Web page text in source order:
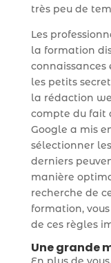
très peu de
Les
la formation
connaissances
les petits
la rédaction
compte du fait
Google a mis
sélectionner
derniers
manière
recherche de
formation,
de ces règles
Une grande